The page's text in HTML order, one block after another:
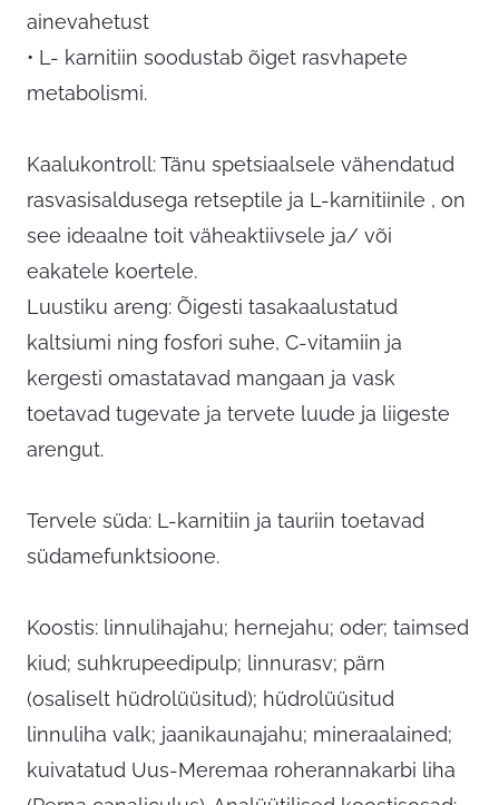
ainevahetust
• L- karnitiin soodustab õiget rasvhapete
metabolismi.
Kaalukontroll: Tänu spetsiaalsele vähendatud
rasvasisaldusega retseptile ja L-karnitiinile , on
see ideaalne toit väheaktiivsele ja/ või
eakatele koertele.
Luustiku areng: Õigesti tasakaalustatud
kaltsiumi ning fosfori suhe, C-vitamiin ja
kergesti omastatavad mangaan ja vask
toetavad tugevate ja tervete luude ja liigeste
arengut.
Tervele süda: L-karnitiin ja tauriin toetavad
südamefunktsioone.
Koostis: linnulihajahu; hernejahu; oder; taimsed
kiud; suhkrupeedipulp; linnurasv; pärn
(osaliselt hüdrolüüsitud); hüdrolüüsitud
linnuliha valk; jaanikaunajahu; mineraalained;
kuivatatud Uus-Meremaa roherannakarbi liha